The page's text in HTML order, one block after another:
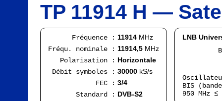
TP 11914 H —
Fréquence : 11914 MHz
Fréqu. nominale : 11914,5 MHz
Polarisation : Horizontale
Débit symboles : 30000 kS/s
FEC : 3/4
Standard : DVB-S2
LNB
BIS
950 MHz ≤